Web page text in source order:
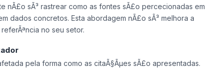
nÃ£o sÃ³ rastrear como as fontes sÃ£o percecionadas em
dados concretos. Esta abordagem nÃ£o sÃ³ melhora a
no seu setor.
pela forma como as citaÃ§Ãµes sÃ£o apresentadas.